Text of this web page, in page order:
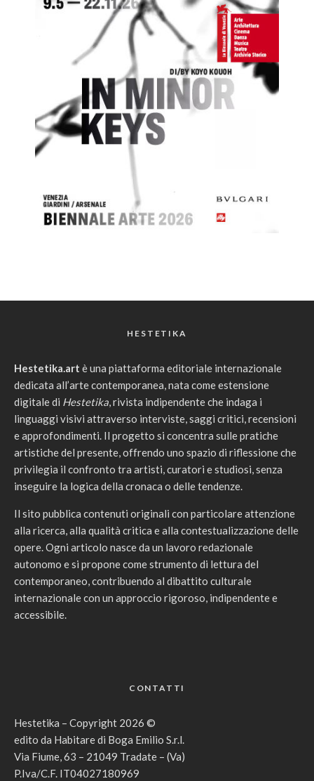
HESTETIKA
Hestetika.art è una piattaforma editoriale internazionale
dedicata all’arte contemporanea, nata come estensione
digitale di Hestetika, rivista indipendente che indaga i
linguaggi visivi attraverso interviste, saggi critici, recensioni
e approfondimenti. Il progetto si concentra sulle pratiche
artistiche del presente, offrendo uno spazio di riflessione che
privilegia il confronto tra artisti, curatori e studiosi, senza
inseguire la logica della cronaca o delle tendenze.
Il sito pubblica contenuti originali con particolare attenzione
alla ricerca, alla qualità critica e alla contestualizzazione delle
opere. Ogni articolo nasce da un lavoro redazionale
autonomo e si propone come strumento di lettura del
contemporaneo, contribuendo al dibattito culturale
internazionale con un approccio rigoroso, indipendente e
accessibile.
CONTATTI
Hestetika – Copyright 2026 ©
edito da Habitare di Boga Emilio S.r.l.
Via Fiume, 63 – 21049 Tradate – (Va)
P.Iva/C.F. IT04027180969